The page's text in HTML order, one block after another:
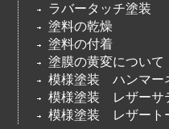
ラバータッチ塗装
塗料の乾燥
塗料の付着
塗膜の黄変について
模様塗装 ハンマー
模様塗装 レザーサ
模様塗装 レザート